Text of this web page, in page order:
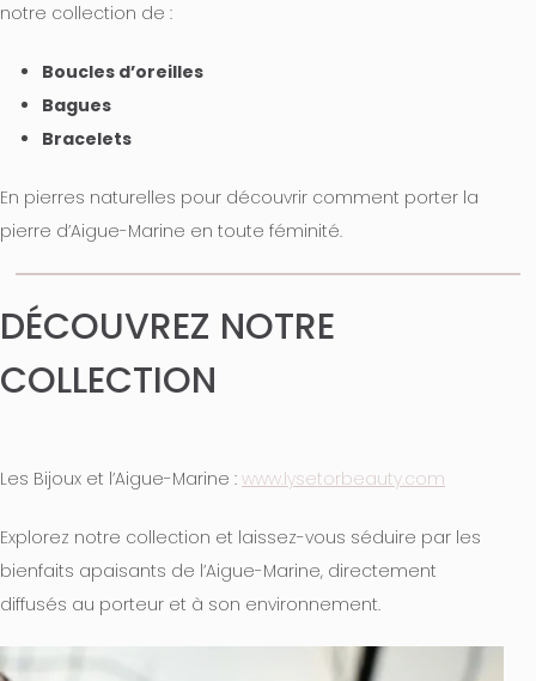
notre collection de :
Boucles d’oreilles
Bagues
Bracelets
En pierres naturelles pour découvrir comment porter la
pierre d’Aigue-Marine en toute féminité.
DÉCOUVREZ NOTRE
COLLECTION
Les Bijoux et l’Aigue-Marine : www.lysetorbeauty.com
Explorez notre collection et laissez-vous séduire par les
bienfaits apaisants de l’Aigue-Marine, directement
diffusés au porteur et à son environnement.